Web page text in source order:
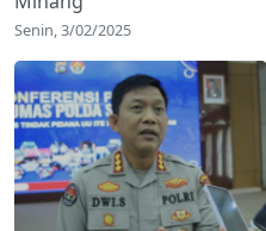
Senin, 3/02/2025